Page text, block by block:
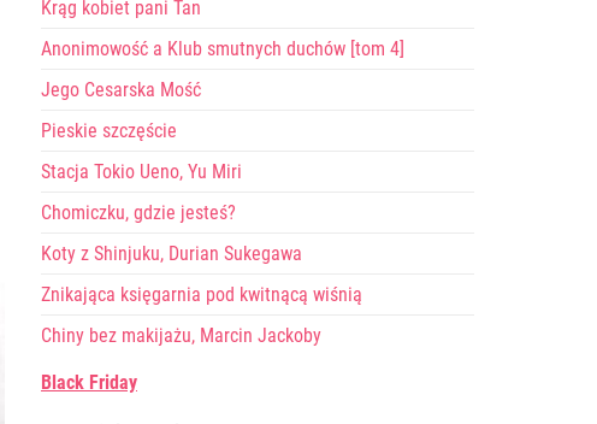
Krąg kobiet pani Tan
Anonimowość a Klub smutnych duchów [tom 4]
Jego Cesarska Mość
Pieskie szczęście
Stacja Tokio Ueno, Yu Miri
Chomiczku, gdzie jesteś?
Koty z Shinjuku, Durian Sukegawa
Znikająca księgarnia pod kwitnącą wiśnią
Chiny bez makijażu, Marcin Jackoby
Black Friday